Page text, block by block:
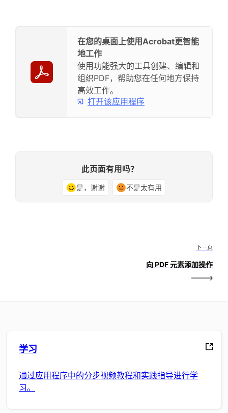
在您的桌面上使用Acrobat更智能
地工作
使用功能强大的工具创建、编辑和
组织PDF，帮助您在任何地方保持
高效工作。
打开该应用程序
此页面有用吗？
是，谢谢 不是太有用
下一页
向 PDF 元素添加操作
学习
通过应用程序中的分步视频教程和实践指导进行学
习。